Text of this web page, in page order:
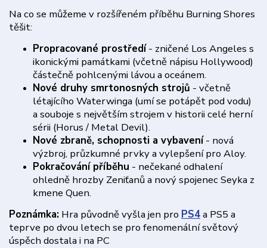
Na co se můžeme v rozšířeném příběhu Burning Shores
těšit:
Propracované prostředí- zničené Los Angeles s
ikonickými památkami (včetně nápisu Hollywood)
částečně pohlcenými lávou a oceánem.
Nové druhy smrtonosných strojů - včetně
létajícího Waterwinga (umí se potápět pod vodu)
a souboje s největším strojem v historii celé herní
sérii (Horus / Metal Devil).
Nové zbraně, schopnosti a vybavení- nová
výzbroj, průzkumné prvky a vylepšení pro Aloy.
Pokračování příběhu - nečekané odhalení
ohledně hrozby Zeniťanů a nový spojenec Seyka z
kmene Quen.
Poznámka: Hra původně vyšla jen pro PS4a PS5 a
teprve po dvou letech se pro fenomenální světový
úspěch dostala i na PC